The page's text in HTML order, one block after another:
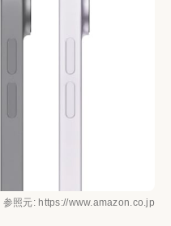
参照元: https://www.amazon.co.jp